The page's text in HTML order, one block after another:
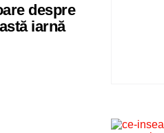
despre
iarnă